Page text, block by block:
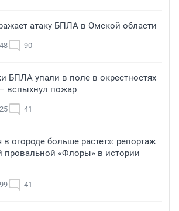
атаку БПЛА в Омской области
90
БПЛА упали в поле в окрестностях
вспыхнул пожар
41
в огороде больше растет»: репортаж
провальной «Флоры» в истории
41